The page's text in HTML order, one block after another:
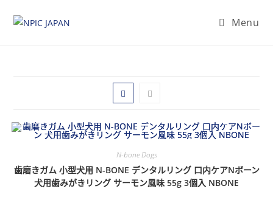
Menu
N-bone Dogs
歯磨きガム 小型犬用 N-BONE デンタルリング 口内ケアNボーン
犬用歯みがきリング サーモン風味 55g 3個入 NBONE